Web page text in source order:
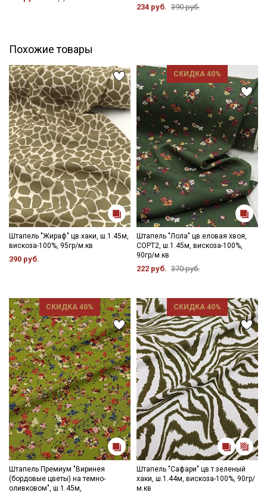
Цветопередача может отличаться от оригинального цвета
234 руб. 390 руб.
Похожие товары
Штапель "Жираф" цв.хаки, ш.1.45м,
вискоза-100%, 95гр/м.кв
390 руб.
СКИДКА 40%
Штапель "Лола" цв.еловая хвоя,
СОРТ2, ш.1.45м, вискоза-100%,
90гр/м.кв
222 руб. 370 руб.
СКИДКА 40%
Штапель Премиум "Виринея
(бордовые цветы) на темно-
оливковом", ш.1.45м,
СКИДКА 40%
Штапель "Сафари" цв.т.зеленый
хаки, ш.1.44м, вискоза-100%, 90гр/
м.кв
промокоды и скидки до 30% на узкие
Электронная почта
Подписаться
Ознакомлен(а) сПолитикой обработки персональных
данныхи даюСогласие на обработку персональных
данных
ДаюСогласие на получение рекламных и
информационных рассылок